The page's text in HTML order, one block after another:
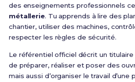
des enseignements professionnels
métallerie. Tu apprends à lire des
chantier, utiliser des machines,
respecter les règles de sécurité.
Le référentiel officiel décrit un
de préparer, réaliser et poser des
mais aussi d’organiser le travail